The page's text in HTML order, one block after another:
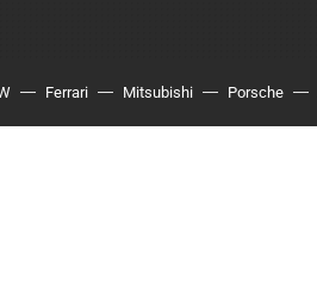
Ferrari Mitsubishi Porsche